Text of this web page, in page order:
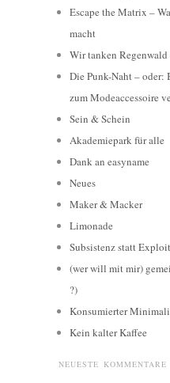
Escape the Matrix –
macht
Wir tanken
Die Punk-Naht – oder:
zum Modeaccessoire
Sein & Schein
Akademiepark für alle
Dank an easyname
Neues
Maker & Macker
Limonade
Subsistenz statt
(wer will mit mir)
?)
Konsumierter
Kein kalter Kaffee
NEUESTE KOMMENTARE